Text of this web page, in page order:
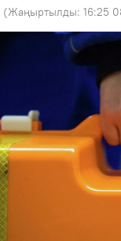
(Жаңыртылды: 16:25